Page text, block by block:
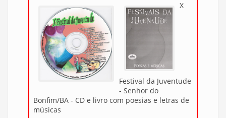
X
Festival da Juventude
- Senhor do
Bonfim/BA - CD e livro com poesias e letras de
músicas